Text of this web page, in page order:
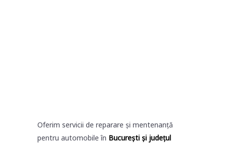
Oferim servicii de reparare și mentenanță
pentru automobile în București și județul